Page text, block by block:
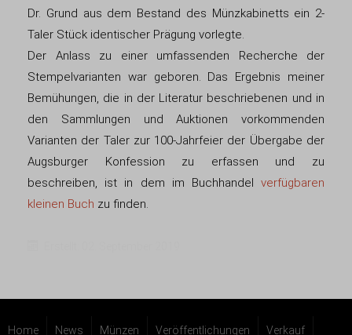
Dr. Grund aus dem Bestand des Münzkabinetts ein 2-
Taler Stück identischer Prägung vorlegte.
Der Anlass zu einer umfassenden Recherche der
Stempelvarianten war geboren. Das Ergebnis meiner
Bemühungen, die in der Literatur beschriebenen und in
den Sammlungen und Auktionen vorkommenden
Varianten der Taler zur 100-Jahrfeier der Übergabe der
Augsburger Konfession zu erfassen und zu
beschreiben, ist in dem im Buchhandel verfügbaren
kleinen Buch zu finden.
Home News Münzen Veröffentlichungen Verkauf